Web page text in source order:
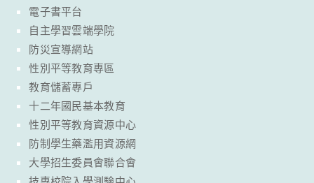
電子書平台
自主學習雲端學院
防災宣導網站
性別平等教育專區
教育儲蓄專戶
十二年國民基本教育
性別平等教育資源中心
防制學生藥濫用資源網
大學招生委員會聯合會